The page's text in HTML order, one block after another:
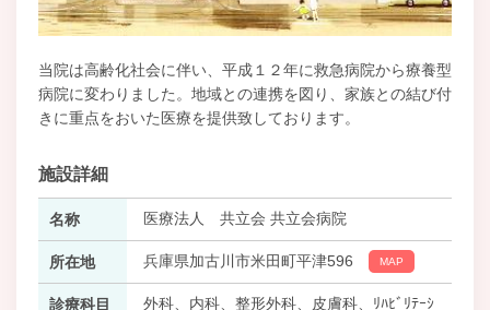
当院は高齢化社会に伴い、平成１２年に救急病院から療養型
病院に変わりました。地域との連携を図り、家族との結び付
きに重点をおいた医療を提供致しております。
施設詳細
名称 医療法人 共立会 共立会病院
所在地 兵庫県加古川市米田町平津596 MAP
診療科目
外科、内科、整形外科、皮膚科、ﾘﾊﾋﾞﾘﾃｰｼ